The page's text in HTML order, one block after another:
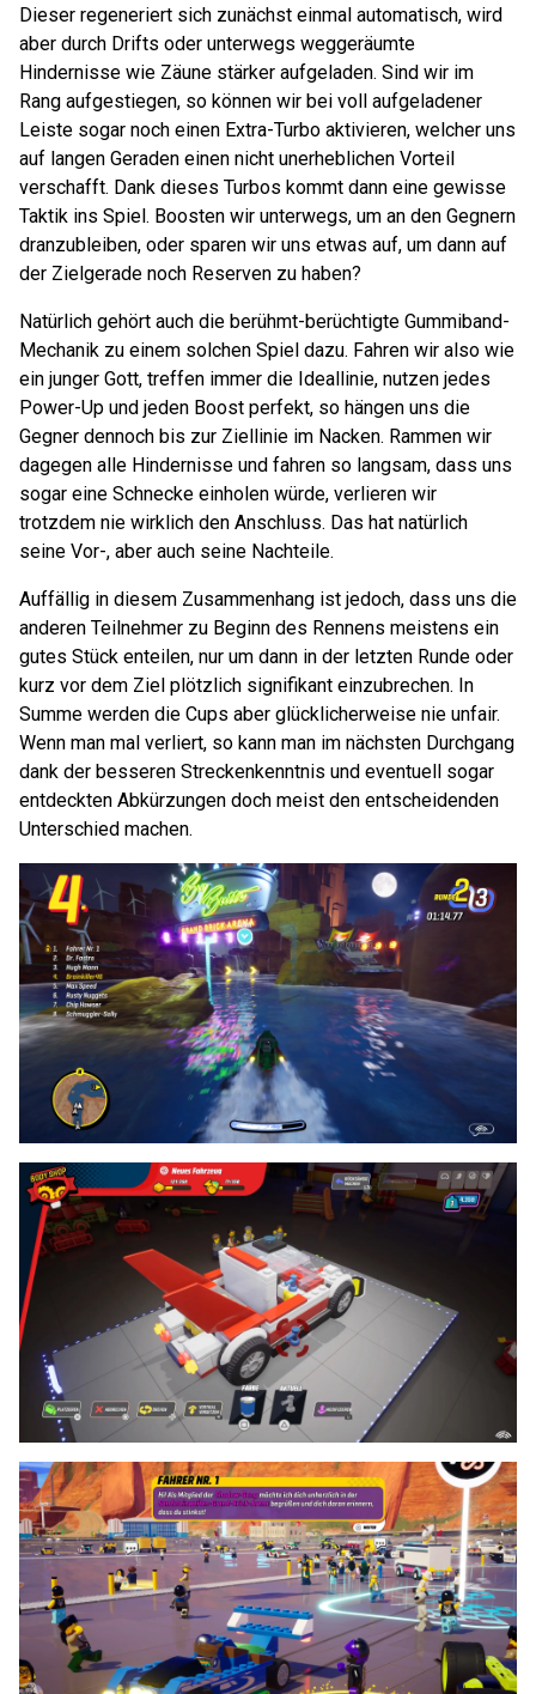
Dieser regeneriert sich zunächst einmal automatisch, wird
aber durch Drifts oder unterwegs weggeräumte
Hindernisse wie Zäune stärker aufgeladen. Sind wir im
Rang aufgestiegen, so können wir bei voll aufgeladener
Leiste sogar noch einen Extra-Turbo aktivieren, welcher uns
auf langen Geraden einen nicht unerheblichen Vorteil
verschafft. Dank dieses Turbos kommt dann eine gewisse
Taktik ins Spiel. Boosten wir unterwegs, um an den Gegnern
dranzubleiben, oder sparen wir uns etwas auf, um dann auf
der Zielgerade noch Reserven zu haben?
Natürlich gehört auch die berühmt-berüchtigte Gummiband-
Mechanik zu einem solchen Spiel dazu. Fahren wir also wie
ein junger Gott, treffen immer die Ideallinie, nutzen jedes
Power-Up und jeden Boost perfekt, so hängen uns die
Gegner dennoch bis zur Ziellinie im Nacken. Rammen wir
dagegen alle Hindernisse und fahren so langsam, dass uns
sogar eine Schnecke einholen würde, verlieren wir
trotzdem nie wirklich den Anschluss. Das hat natürlich
seine Vor-, aber auch seine Nachteile.
Auffällig in diesem Zusammenhang ist jedoch, dass uns die
anderen Teilnehmer zu Beginn des Rennens meistens ein
gutes Stück enteilen, nur um dann in der letzten Runde oder
kurz vor dem Ziel plötzlich signifikant einzubrechen. In
Summe werden die Cups aber glücklicherweise nie unfair.
Wenn man mal verliert, so kann man im nächsten Durchgang
dank der besseren Streckenkenntnis und eventuell sogar
entdeckten Abkürzungen doch meist den entscheidenden
Unterschied machen.